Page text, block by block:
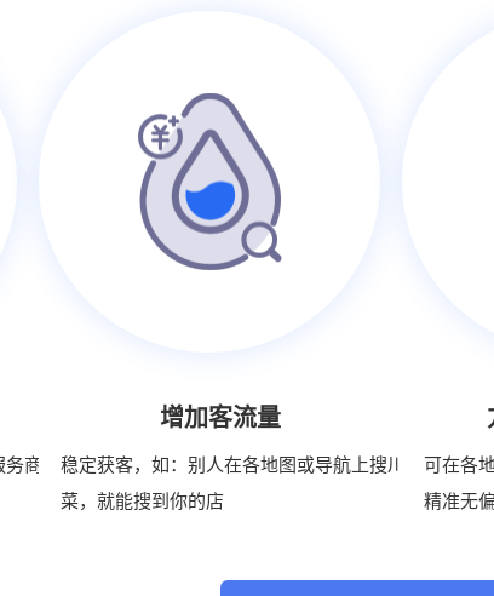
商在
增加客流量
稳定获客，如：别人在各地图或导航上搜川
菜，就能搜到你的店
可在各
精准无